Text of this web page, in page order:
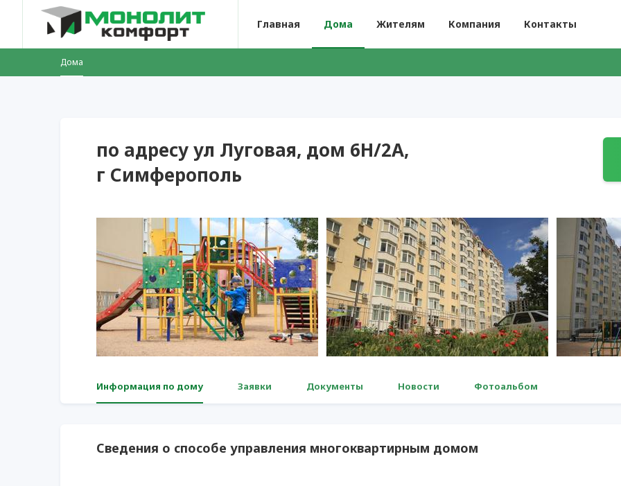
Главная Дома Жителям Компания Контакты
Дома
по адресу ул Луговая, дом 6Н/2А,
г Симферополь
Информация по дому Заявки Документы Новости Фотоальбом
Сведения о способе управления многоквартирным домом